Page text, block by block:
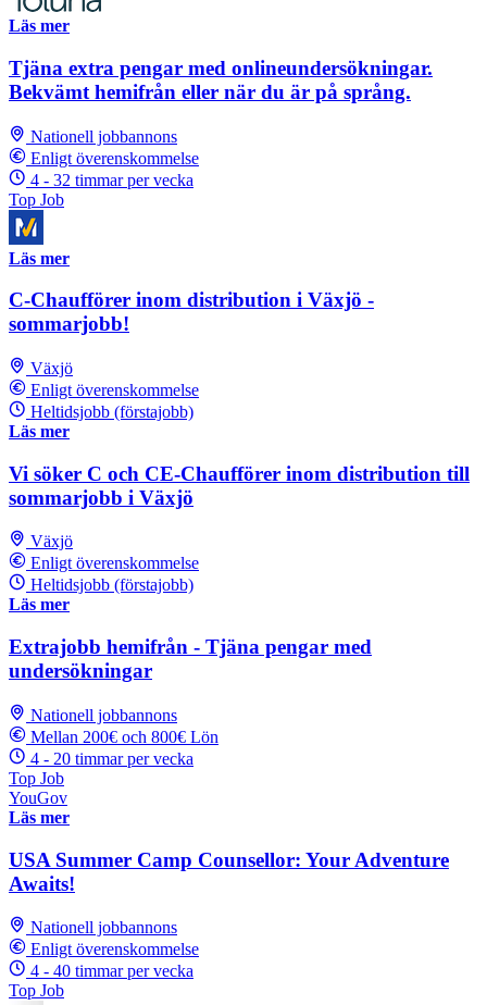
Läs mer
Tjäna extra pengar med onlineundersökningar.
Bekvämt hemifrån eller när du är på språng.
Nationell jobbannons
Enligt överenskommelse
4 - 32 timmar per vecka
Top Job
Läs mer
C-Chaufförer inom distribution i Växjö -
sommarjobb!
Växjö
Enligt överenskommelse
Heltidsjobb (förstajobb)
Läs mer
Vi söker C och CE-Chaufförer inom distribution till
sommarjobb i Växjö
Växjö
Enligt överenskommelse
Heltidsjobb (förstajobb)
Läs mer
Extrajobb hemifrån - Tjäna pengar med
undersökningar
Nationell jobbannons
Mellan 200€ och 800€ Lön
4 - 20 timmar per vecka
Top Job
YouGov
Läs mer
USA Summer Camp Counsellor: Your Adventure
Awaits!
Nationell jobbannons
Enligt överenskommelse
4 - 40 timmar per vecka
Top Job